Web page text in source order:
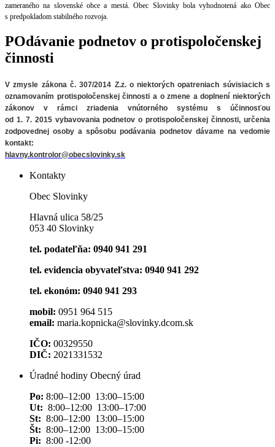
zameraného na slovenské obce a mestá. Obec Slovinky bola vyhodnotená ako Obec
s predpokladom stabilného rozvoja.
POdávanie podnetov o protispoločenskej
činnosti
V zmysle zákona č. 307/2014 Z.z. o niektorých opatreniach súvisiacich s
oznamovaním protispoločenskej činnosti a o zmene a doplnení niektorých
zákonov v rámci zriadenia vnútorného systému s účinnosťou
od 1. 7. 2015 vybavovania podnetov o protispoločenskej činnosti, určenia
zodpovednej osoby a spôsobu podávania podnetov dávame na vedomie
kontakt:
hlavny.kontrolor@obecslovinky.sk
Kontakty
Obec Slovinky
Hlavná ulica 58/25
053 40 Slovinky
tel. podateľňa: 0940 941 291
tel. evidencia obyvateľstva: 0940 941 292
tel. ekonóm: 0940 941 293
mobil: 0951 964 515
email: maria.kopnicka@slovinky.dcom.sk
IČO: 00329550
DIČ: 2021331532
Úradné hodiny Obecný úrad
Po: 8:00–12:00 13:00–15:00
Ut: 8:00–12:00 13:00–17:00
St: 8:00–12:00 13:00–15:00
Št: 8:00–12:00 13:00–15:00
Pi: 8:00 -12:00